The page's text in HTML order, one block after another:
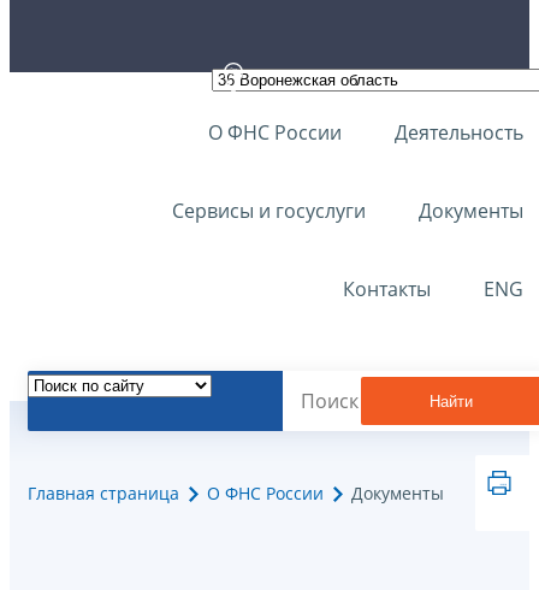
О ФНС России Деятельность
Сервисы и госуслуги Документы
Контакты ENG
Найти
Главная страница О ФНС России Документы